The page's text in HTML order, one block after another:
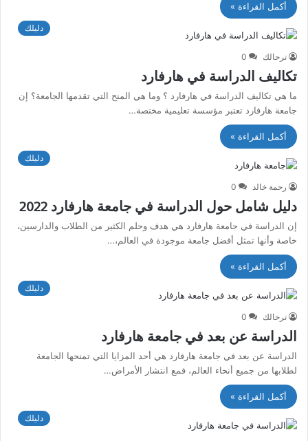
أكمل القراءة »
دليلك
ترحالك 0
تكاليف الدراسة في هارفارد
ما هي تكاليف الدراسة في هارفارد ؟ وما هي المنح التي تقدمها الجامعة؟ إن
جامعة هارفارد تعتبر مؤسسة تعليمية مختصة…
أكمل القراءة »
دليلك
رحمة خالد 0
دليل شامل حول الدراسة في جامعة هارفارد 2022
إن الدراسة في جامعة هارفارد هي هدف وحلم الكثير من الطلاب والدارسين،
خاصة وأنها تمثل أفضل جامعة موجودة في العالم،…
أكمل القراءة »
دليلك
ترحالك 0
الدراسة عن بعد في جامعة هارفارد
الدراسة عن بعد في جامعة هارفارد هي أحد المزايا التي تمنحها الجامعة
لطلابها من جميع أنحاء العالم، فمع انتشار الأمراض…
أكمل القراءة »
دليلك